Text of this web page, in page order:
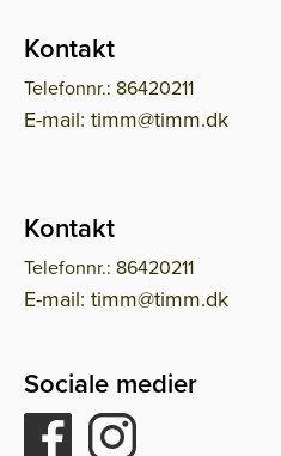
Kontakt
Telefonnr.: 86420211
E-mail: timm@timm.dk
Kontakt
Telefonnr.: 86420211
E-mail: timm@timm.dk
Sociale medier